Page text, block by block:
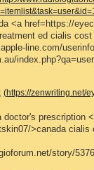
<a href=https://
ed cialis cost
line.com/
(https://zenwriting.net/
doctor's prescription
>canada cialis
story/